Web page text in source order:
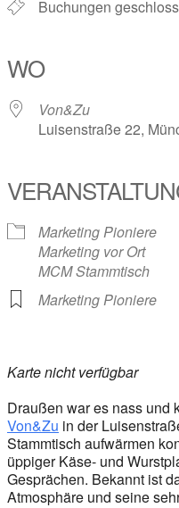
Buchungen
WO
Von&Zu
Luisenstraße 22,
Marketing Pioniere
Marketing vor Ort
MCM Stammtisch
Marketing Pioniere
Karte nicht verfügbar
Draußen war es nass und
Von&Zu in der
Stammtisch aufwärmen
üppiger Käse- und
Gesprächen. Bekannt ist
Atmosphäre und seine